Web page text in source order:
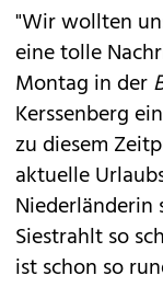
"Wir wollten
eine tolle
Montag in der
Kerssenberg
zu diesem
aktuelle
Niederländerin
Siestrahlt so
ist schon so